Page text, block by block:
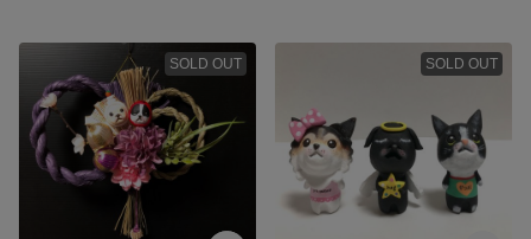
SOLD OUT SOLD OUT